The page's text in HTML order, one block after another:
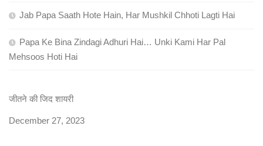
Jab Papa Saath Hote Hain, Har Mushkil Chhoti Lagti Hai
Papa Ke Bina Zindagi Adhuri Hai… Unki Kami Har Pal
Mehsoos Hoti Hai
जीतने की जिद शायरी
Date
December 27, 2023